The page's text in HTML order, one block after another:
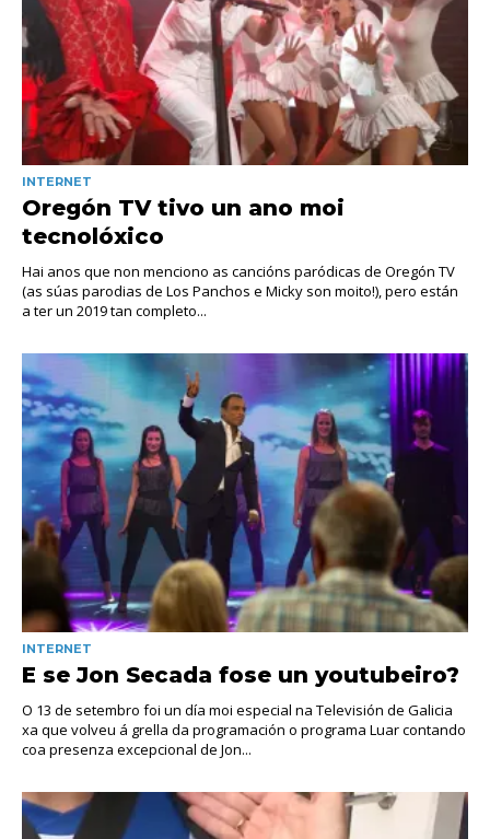
INTERNET
Oregón TV tivo un ano moi
tecnolóxico
Hai anos que non menciono as cancións paródicas de Oregón TV
(as súas parodias de Los Panchos e Micky son moito!), pero están
a ter un 2019 tan completo...
INTERNET
E se Jon Secada fose un youtubeiro?
O 13 de setembro foi un día moi especial na Televisión de Galicia
xa que volveu á grella da programación o programa Luar contando
coa presenza excepcional de Jon...